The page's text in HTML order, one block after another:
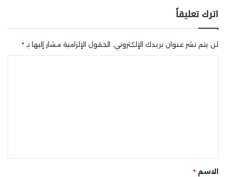
اترك تعليقاً
لن يتم نشر عنوان بريدك الإلكتروني. الحقول الإلزامية مشار إليها بـ*
* الاسم *